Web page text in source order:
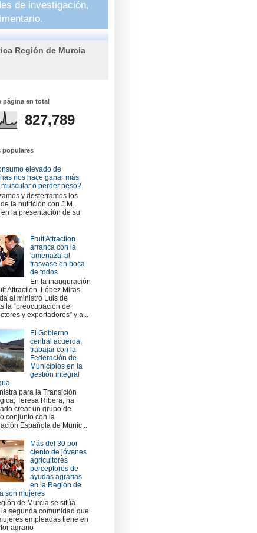
de investigación,
Región de Murcia
página en total
827,789
populares
elevado de
nos hace ganar más
o perder peso?
y desterramos los
la nutrición con J.M.
en la presentación de su
Fruit Attraction
arranca con la
'amenaza' al
trasvase en boca
de todos
En la inauguración
Attraction, López Miras
al ministro Luis de
la “preocupación de
y exportadores” y a...
El Gobierno
central acuerda
trabajar con la
Federación de
Municipios en la
gestión integral
para la Transición
Teresa Ribera, ha
crear un grupo de
conjunto con la
Española de Munic...
Más del 30 por
ciento de jóvenes
agricultores
perceptores de
ayudas agrarias
en la Región de
son mujeres
de Murcia se sitúa
segunda comunidad que
empleadas tiene en
agrario